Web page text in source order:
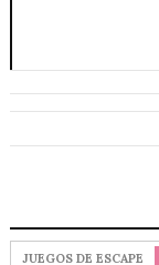
JUEGOS DE ESCAPE